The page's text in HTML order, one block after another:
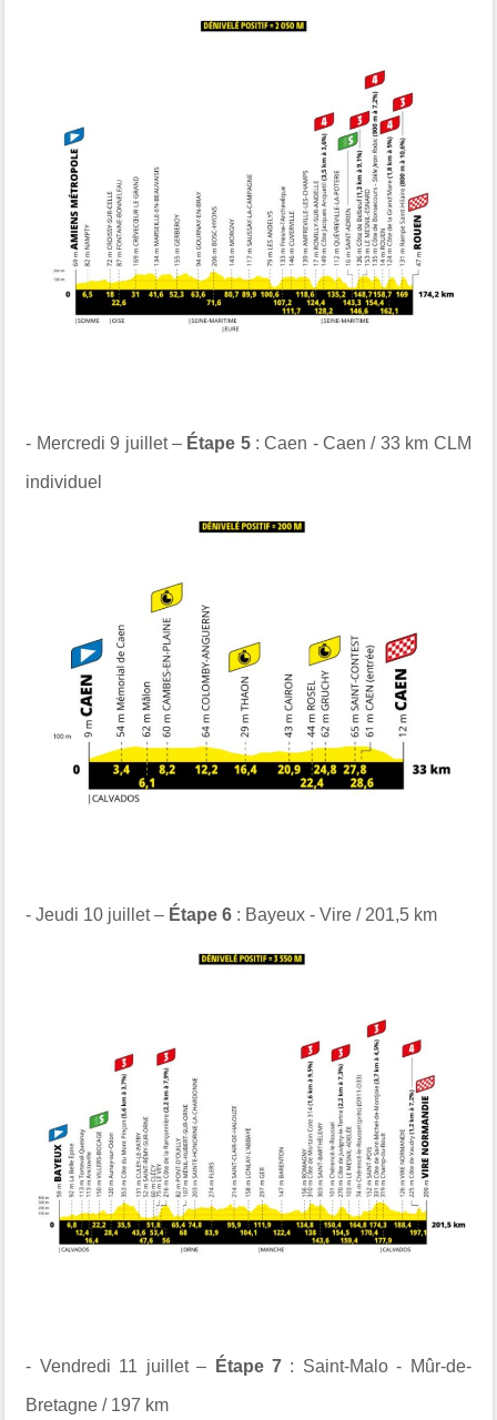
- Mercredi 9 juillet – Étape 5: Caen - Caen / 33 km CLM
individuel
- Jeudi 10 juillet – Étape 6 : Bayeux - Vire / 201,5 km
- Vendredi 11 juillet – Étape 7: Saint-Malo - Mûr-de-
Bretagne / 197 km